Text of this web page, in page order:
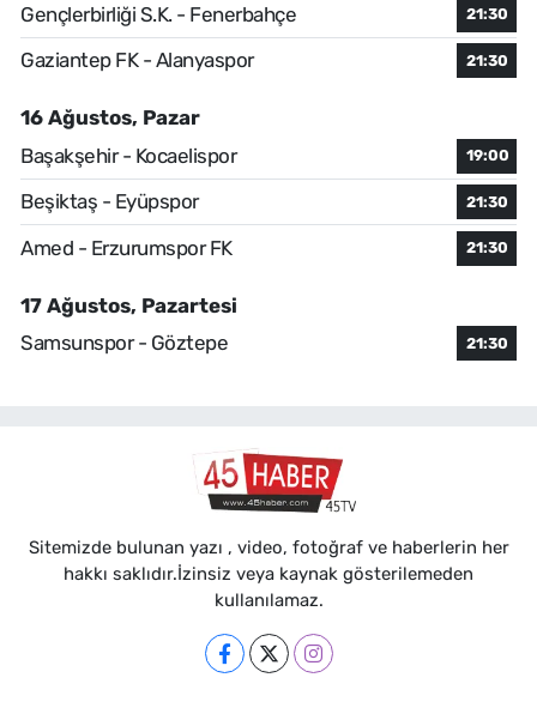
Gençlerbirliği S.K. - Fenerbahçe 21:30
Gaziantep FK - Alanyaspor 21:30
16 Ağustos, Pazar
Başakşehir - Kocaelispor
19:00
Beşiktaş - Eyüpspor 21:30
Amed - Erzurumspor FK 21:30
17 Ağustos, Pazartesi
Samsunspor - Göztepe
21:30
Sitemizde bulunan yazı , video, fotoğraf ve haberlerin her
hakkı saklıdır.İzinsiz veya kaynak gösterilemeden
kullanılamaz.